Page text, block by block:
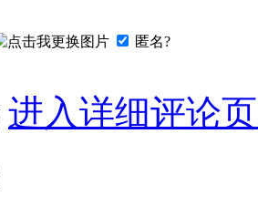
匿名?
进入详细评论